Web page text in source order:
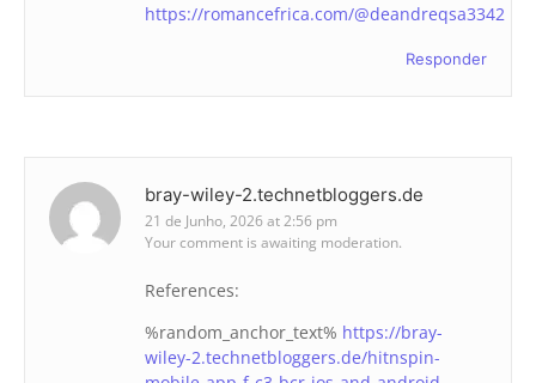
https://romancefrica.com/@deandreqsa3342
Responder
bray-wiley-2.technetbloggers.de
21 de Junho, 2026 at 2:56 pm
Your comment is awaiting moderation.
References:
%random_anchor_text% https://bray-
wiley-2.technetbloggers.de/hitnspin-